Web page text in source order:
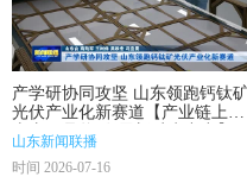
产学研协同攻坚 山东领跑钙钛
光伏产业化新赛道【产业链上的
山东好品牌·发展新质生产力】
山东新闻联播
时间 2026-07-16